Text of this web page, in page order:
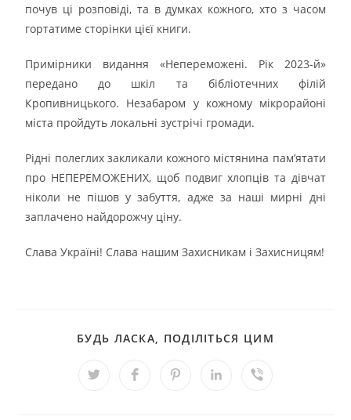
почув ці розповіді, та в думках кожного, хто з часом
гортатиме сторінки цієї книги.
Примірники видання «Непереможені. Рік 2023-й»
передано до шкіл та бібліотечних філій
Кропивницького. Незабаром у кожному мікрорайоні
міста пройдуть локальні зустрічі громади.
Рідні полеглих закликали кожного містянина пам’ятати
про НЕПЕРЕМОЖЕНИХ, щоб подвиг хлопців та дівчат
ніколи не пішов у забуття, адже за наші мирні дні
заплачено найдорожчу ціну.
Слава Україні! Слава нашим Захисникам і Захисницям!
БУДЬ ЛАСКА, ПОДІЛІТЬСЯ ЦИМ